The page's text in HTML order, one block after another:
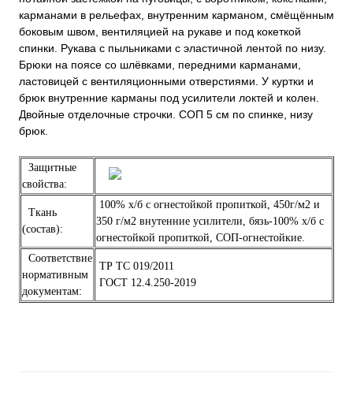
карманами в рельефах, внутренним карманом, смёщённым
боковым швом, вентиляцией на рукаве и под кокеткой
спинки. Рукава с пыльниками с эластичной лентой по низу.
Брюки на поясе со шлёвками, передними карманами,
ластовицей с вентиляционными отверстиями. У куртки и
брюк внутренние карманы под усилители локтей и колен.
Двойные отделочные строчки. СОП 5 см по спинке, низу
брюк.
Защитные
свойства:
Ткань
(состав):
100% х/б с огнестойкой пропиткой, 450г/м2 и
350 г/м2 внутенние усилители, бязь-100% х/б с
огнестойкой пропиткой, СОП-огнестойкие.
Соответствие
нормативным
документам:
ТР ТС 019/2011
ГОСТ 12.4.250-2019